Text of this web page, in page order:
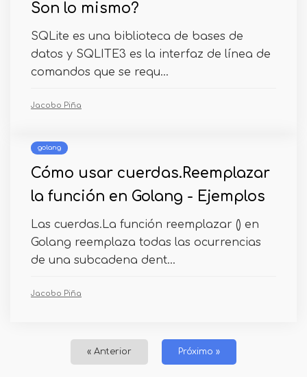
Son lo mismo?
SQLite es una biblioteca de bases de
datos y SQLITE3 es la interfaz de línea de
comandos que se requ...
Jacobo Piña
golang
Cómo usar cuerdas.Reemplazar
la función en Golang - Ejemplos
Las cuerdas.La función reemplazar () en
Golang reemplaza todas las ocurrencias
de una subcadena dent...
Jacobo Piña
« Anterior Próximo »